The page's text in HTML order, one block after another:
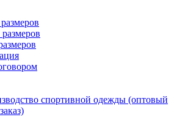
спортивной одежды (оптовый